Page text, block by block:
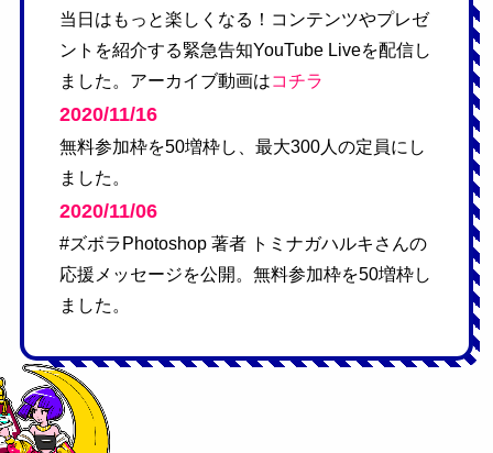
当日はもっと楽しくなる！コンテンツやプレゼ
ントを紹介する緊急告知YouTube Liveを配信し
ました。アーカイブ動画はコチラ
2020/11/16
無料参加枠を50増枠し、最大300人の定員にし
ました。
2020/11/06
#ズボラPhotoshop 著者 トミナガハルキさんの
応援メッセージを公開。無料参加枠を50増枠し
ました。